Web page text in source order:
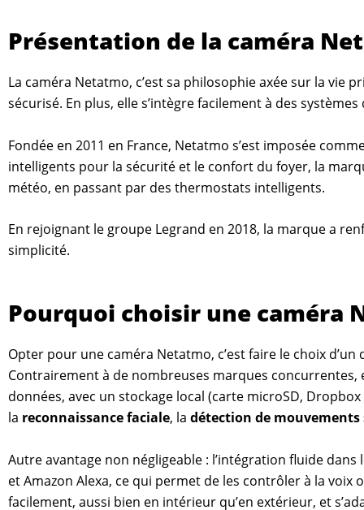
Présentation de la caméra
La caméra Netatmo, c’est sa philosophie axée sur la vie
sécurisé. En plus, elle s’intègre facilement à des
Fondée en 2011 en France, Netatmo s’est imposée
intelligents pour la sécurité et le confort du foyer, la
météo, en passant par des thermostats intelligents.
En rejoignant le groupe Legrand en 2018, la marque a
simplicité.
Pourquoi choisir une caméra
Opter pour une caméra Netatmo, c’est faire le choix
Contrairement à de nombreuses marques
données, avec un stockage local (carte microSD,
la reconnaissance faciale, la détection de mouvements
Autre avantage non négligeable : l’intégration fluide
et Amazon Alexa, ce qui permet de les contrôler à la voix
facilement, aussi bien en intérieur qu’en extérieur, et